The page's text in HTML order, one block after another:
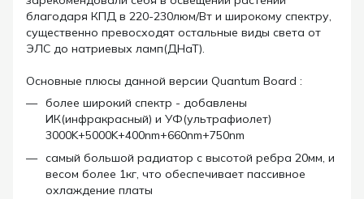
благодаря КПД в 220-230люм/Вт и широкому спектру,
существенно превосходят остальные виды света от
ЭЛС до натриевых ламп(ДНаТ).
Основные плюсы данной версии Quantum Board :
более широкий спектр - добавлены
ИК(инфракрасный) и УФ(ультрафиолет)
3000K+5000K+400nm+660nm+750nm
самый большой радиатор с высотой ребра 20мм, и
весом более 1кг, что обеспечивает пассивное
охлаждение платы